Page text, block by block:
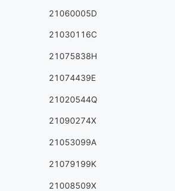
21060005D
21030116C
21075838H
21074439E
21020544Q
21090274X
21053099A
21079199K
21008509X